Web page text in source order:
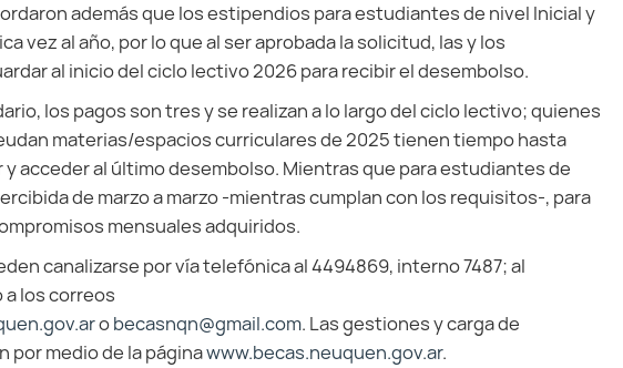
además que los estipendios para estudiantes de nivel Inicial y
vez al año, por lo que al ser aprobada la solicitud, las y los
al inicio del ciclo lectivo 2026 para recibir el desembolso.
los pagos son tres y se realizan a lo largo del ciclo lectivo; quienes
materias/espacios curriculares de 2025 tienen tiempo hasta
acceder al último desembolso. Mientras que para estudiantes de
de marzo a marzo -mientras cumplan con los requisitos-, para
mensuales adquiridos.
canalizarse por vía telefónica al 4494869, interno 7487; al
los correos
obecasnqn@gmail.com. Las gestiones y carga de
por medio de la páginawww.becas.neuquen.gov.ar.